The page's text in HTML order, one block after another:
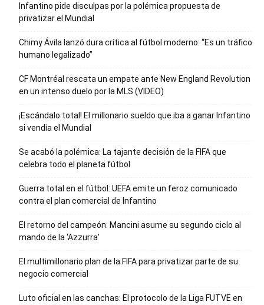
Infantino pide disculpas por la polémica propuesta de
privatizar el Mundial
Chimy Ávila lanzó dura crítica al fútbol moderno: “Es un tráfico
humano legalizado”
CF Montréal rescata un empate ante New England Revolution
en un intenso duelo por la MLS (VIDEO)
¡Escándalo total! El millonario sueldo que iba a ganar Infantino
si vendía el Mundial
Se acabó la polémica: La tajante decisión de la FIFA que
celebra todo el planeta fútbol
Guerra total en el fútbol: UEFA emite un feroz comunicado
contra el plan comercial de Infantino
El retorno del campeón: Mancini asume su segundo ciclo al
mando de la ‘Azzurra’
El multimillonario plan de la FIFA para privatizar parte de su
negocio comercial
Luto oficial en las canchas: El protocolo de la Liga FUTVE en